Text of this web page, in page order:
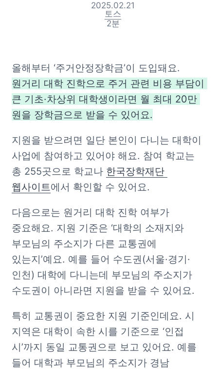
2025.02.21
토스
2분
원거리 대학 진학으로 주거 관련 비용 부담이
큰 기초·차상위 대학생이라면 월 최대 20만
원을 장학금으로 받을 수 있어요.
지원을 받으려면 일단 본인이 다니는 대학이
사업에 참여하고 있어야 해요. 참여 학교는
총 255곳으로 학교나 한국장학재단
웹사이트에서 확인할 수 있어요.
다음으로는 원거리 대학 진학 여부가
중요해요. 지원 기준은 ‘대학의 소재지와
부모님의 주소지가 다른 교통권에
있는지’예요. 예를 들어 수도권(서울·경기·
인천) 대학에 다니는데 부모님의 주소지가
수도권이 아니라면 지원을 받을 수 있어요.
특히 교통권이 중요한 지원 기준인데요. 시
지역은 대학이 속한 시를 기준으로 ‘인접
시’까지 동일 교통권으로 보고 있어요. 예를
들어 대학과 부모님의 주소지가 경남